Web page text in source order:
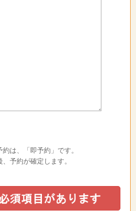
約は、「即予約」です。
、予約が確定します。